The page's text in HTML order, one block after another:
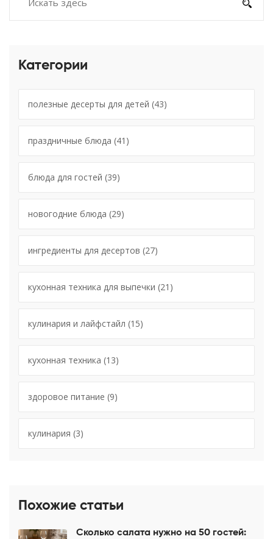
Категории
полезные десерты для детей (43)
праздничные блюда (41)
блюда для гостей (39)
новогодние блюда (29)
ингредиенты для десертов (27)
кухонная техника для выпечки (21)
кулинария и лайфстайл (15)
кухонная техника (13)
здоровое питание (9)
кулинария (3)
Похожие статьи
Сколько салата нужно на 50 гостей: